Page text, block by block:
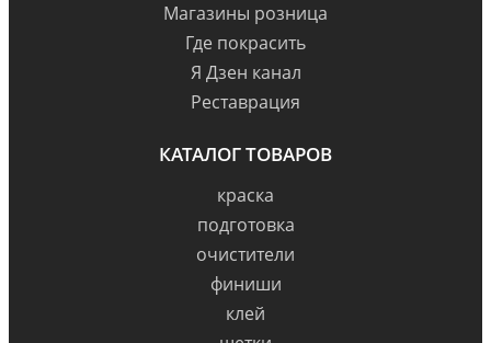
Магазины розница
Где покрасить
Я Дзен канал
Реставрация
КАТАЛОГ ТОВАРОВ
краска
подготовка
очистители
финиши
клей